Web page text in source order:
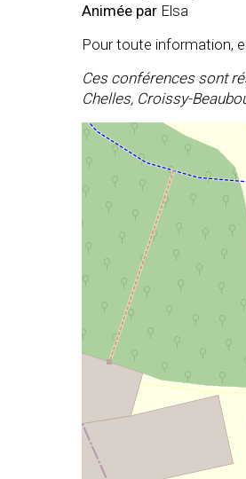
Animée par Elsa
Pour toute information,
Ces conférences sont
Chelles, Croissy-